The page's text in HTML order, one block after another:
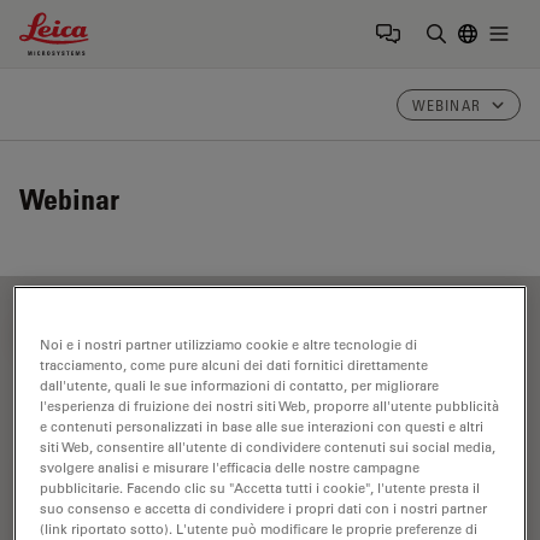
Leica Microsystems Logo
WEBINAR
Webinar
FILTER ARTICLES
Analisi in sezione dei componenti elettronici
Noi e i nostri partner utilizziamo cookie e altre tecnologie di
tracciamento, come pure alcuni dei dati fornitici direttamente
dall'utente, quali le sue informazioni di contatto, per migliorare
l'esperienza di fruizione dei nostri siti Web, proporre all'utente pubblicità
e contenuti personalizzati in base alle sue interazioni con questi e altri
siti Web, consentire all'utente di condividere contenuti sui social media,
svolgere analisi e misurare l'efficacia delle nostre campagne
pubblicitarie. Facendo clic su "Accetta tutti i cookie", l'utente presta il
suo consenso e accetta di condividere i propri dati con i nostri partner
(link riportato sotto). L'utente può modificare le proprie preferenze di